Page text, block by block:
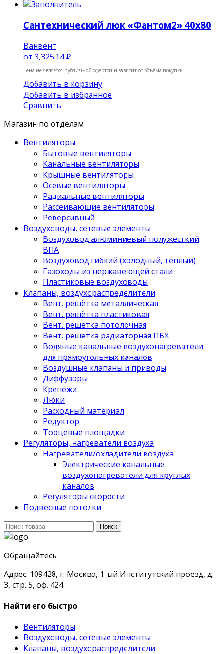
Сантехнический люк «Фантом2» 40х80
Ванвент
от 3,325.14 ₽
цена не является публичной офертой и зависит от объёма покупки
Добавить в корзину
Добавить в избранное
Сравнить
Магазин по отделам
Вентиляторы
Бытовые вентиляторы
Канальные вентиляторы
Крышные вентиляторы
Осевые вентиляторы
Радиальные вентиляторы
Рассеивающие вентиляторы
Реверсивный
Воздуховоды, сетевые элементы
Воздуховод алюминиевый полужесткий
ВПА
Воздуховод гибкий (холодный, теплый)
Газоходы из нержавеющей стали
Пластиковые воздуховоды
Клапаны, воздухораспределители
Вент. решётка металлическая
Вент. решётка пластиковая
Вент. решётка потолочная
Вент. решётка радиаторная ПВХ
Водяные канальные воздухонагреватели
для прямоугольных каналов
Воздушные клапаны и приводы
Диффузоры
Крепежи
Люки
Расходный материал
Редуктор
Торцевые площадки
Регуляторы, нагреватели воздуха
Нагреватели/охладители воздуха
Электрические канальные
воздухонагреватели для круглых
каналов
Регуляторы скорости
Подвесные потолки
Поиск
для:
Поиск
Обращайтесь
Адрес: 109428, г. Москва, 1-ый Институтский проезд, д.
3, стр. 5, оф. 424
Найти его быстро
Вентиляторы
Воздуховоды, сетевые элементы
Клапаны, воздухораспределители